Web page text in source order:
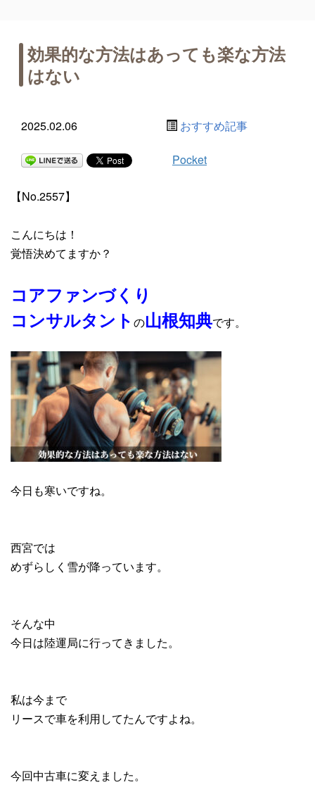
効果的な方法はあっても楽な方法
はない
2025.02.06 おすすめ記事
Pocket
【No.2557】
こんにちは！
覚悟決めてますか？
コアファンづくり
コンサルタント の山根知典です。
今日も寒いですね。
西宮では
めずらしく雪が降っています。
そんな中
今日は陸運局に行ってきました。
私は今まで
リースで車を利用してたんですよね。
今回中古車に変えました。